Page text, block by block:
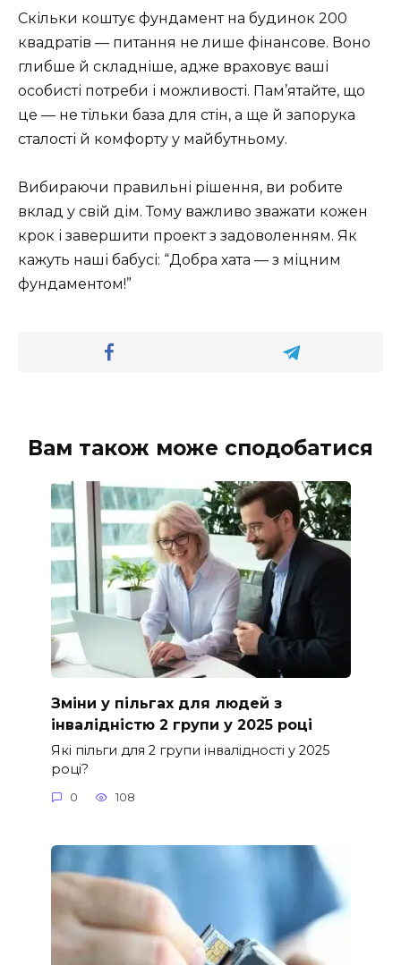
Скільки коштує фундамент на будинок 200
квадратів — питання не лише фінансове. Воно
глибше й складніше, адже враховує ваші
особисті потреби і можливості. Пам’ятайте, що
це — не тільки база для стін, а ще й запорука
сталості й комфорту у майбутньому.
Вибираючи правильні рішення, ви робите
вклад у свій дім. Тому важливо зважати кожен
крок і завершити проект з задоволенням. Як
кажуть наші бабусі: “Добра хата — з міцним
фундаментом!”
Вам також може сподобатися
Зміни у пільгах для людей з
інвалідністю 2 групи у 2025 році
Які пільги для 2 групи інвалідності у 2025
році?
0 108